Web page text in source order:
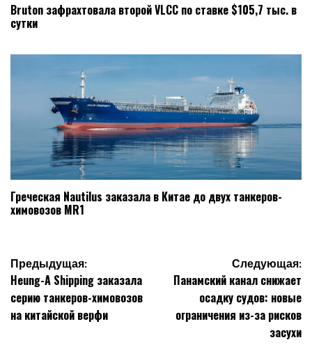
Bruton зафрахтовала второй VLCC по ставке $105,7 тыс. в
сутки
Греческая Nautilus заказала в Китае до двух танкеров-
химовозов MR1
Навигация
по
записям
Предыдущая:
Heung-A Shipping заказала
серию танкеров-химовозов
на китайской верфи
Следующая:
Панамский канал снижает
осадку судов: новые
ограничения из-за рисков
засухи